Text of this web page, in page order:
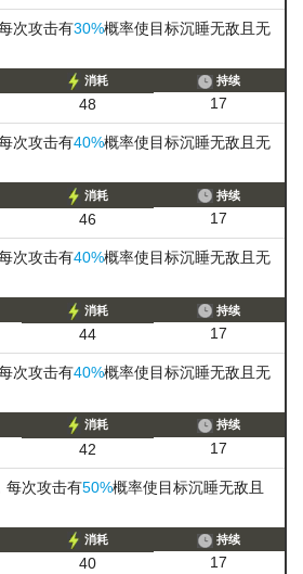
每次攻击有30%概率使目标沉睡无敌且无
消耗
48
持续
17
每次攻击有40%概率使目标沉睡无敌且无
消耗
46
持续
17
每次攻击有40%概率使目标沉睡无敌且无
消耗
44
持续
17
每次攻击有40%概率使目标沉睡无敌且无
消耗
42
持续
17
每次攻击有50%概率使目标沉睡无敌且
消耗
40
持续
17